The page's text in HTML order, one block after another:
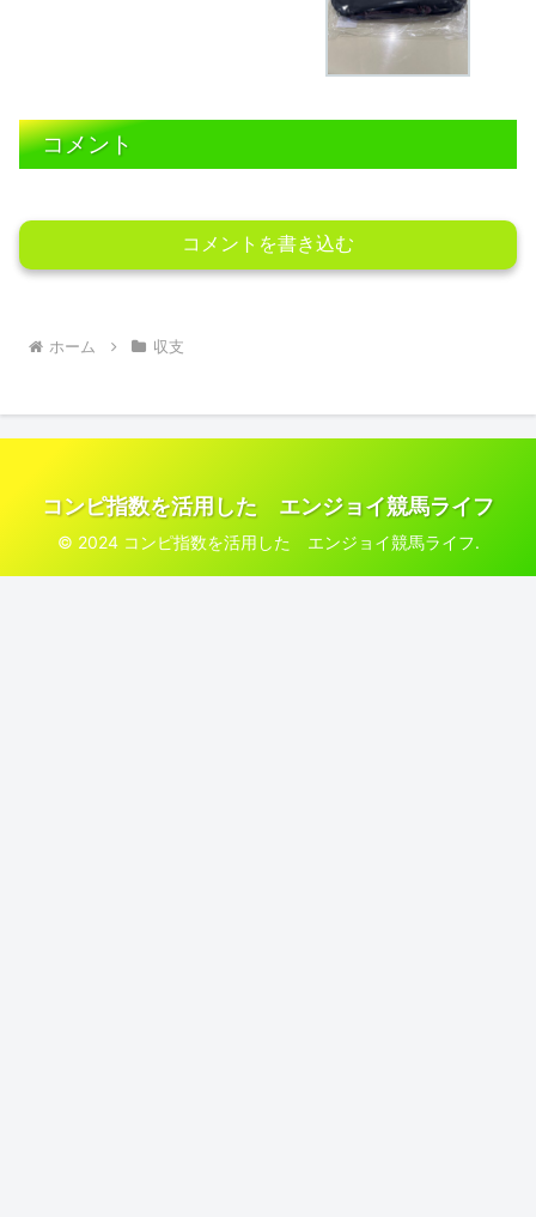
コメント
コメントを書き込む
ホーム 収支
コンピ指数を活用した エンジョイ競馬ライフ
© 2024 コンピ指数を活用した エンジョイ競馬ライフ.